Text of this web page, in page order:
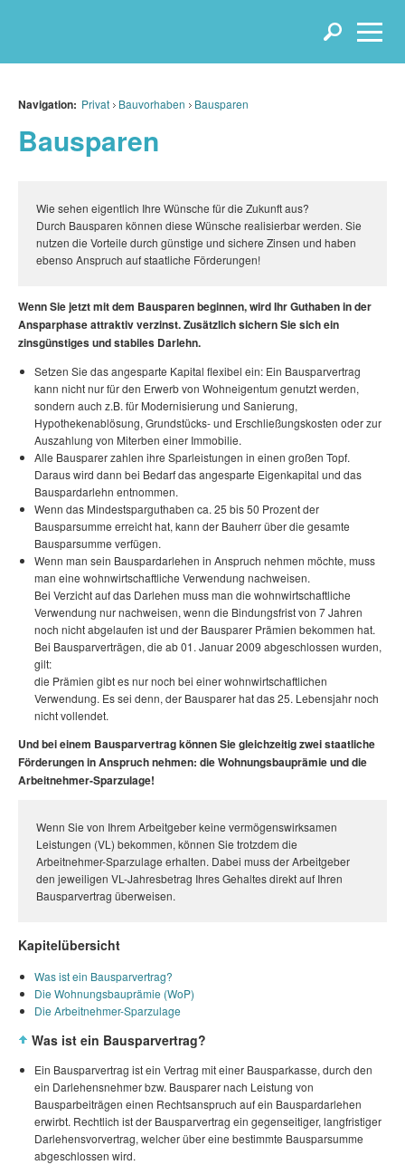
Navigation: Privat Bauvorhaben Bausparen
Bausparen
Wie sehen eigentlich Ihre Wünsche für die Zukunft aus?
Durch Bausparen können diese Wünsche realisierbar werden. Sie
nutzen die Vorteile durch günstige und sichere Zinsen und haben
ebenso Anspruch auf staatliche Förderungen!
Wenn Sie jetzt mit dem Bausparen beginnen, wird Ihr Guthaben in der
Ansparphase attraktiv verzinst. Zusätzlich sichern Sie sich ein
zinsgünstiges und stabiles Darlehn.
Setzen Sie das angesparte Kapital flexibel ein: Ein Bausparvertrag
kann nicht nur für den Erwerb von Wohneigentum genutzt werden,
sondern auch z.B. für Modernisierung und Sanierung,
Hypothekenablösung, Grundstücks- und Erschließungskosten oder zur
Auszahlung von Miterben einer Immobilie.
Alle Bausparer zahlen ihre Sparleistungen in einen großen Topf.
Daraus wird dann bei Bedarf das angesparte Eigenkapital und das
Bauspardarlehn entnommen.
Wenn das Mindestsparguthaben ca. 25 bis 50 Prozent der
Bausparsumme erreicht hat, kann der Bauherr über die gesamte
Bausparsumme verfügen.
Wenn man sein Bauspardarlehen in Anspruch nehmen möchte, muss
man eine wohnwirtschaftliche Verwendung nachweisen.
Bei Verzicht auf das Darlehen muss man die wohnwirtschaftliche
Verwendung nur nachweisen, wenn die Bindungsfrist von 7 Jahren
noch nicht abgelaufen ist und der Bausparer Prämien bekommen hat.
Bei Bausparverträgen, die ab 01. Januar 2009 abgeschlossen wurden,
gilt:
die Prämien gibt es nur noch bei einer wohnwirtschaftlichen
Verwendung. Es sei denn, der Bausparer hat das 25. Lebensjahr noch
nicht vollendet.
Und bei einem Bausparvertrag können Sie gleichzeitig zwei staatliche
Förderungen in Anspruch nehmen: die Wohnungsbauprämie und die
Arbeitnehmer-Sparzulage!
Wenn Sie von Ihrem Arbeitgeber keine vermögenswirksamen
Leistungen (VL) bekommen, können Sie trotzdem die
Arbeitnehmer-Sparzulage erhalten. Dabei muss der Arbeitgeber
den jeweiligen VL-Jahresbetrag Ihres Gehaltes direkt auf Ihren
Bausparvertrag überweisen.
Kapitelübersicht
Was ist ein Bausparvertrag?
Die Wohnungsbauprämie (WoP)
Die Arbeitnehmer-Sparzulage
Was ist ein Bausparvertrag?
Ein Bausparvertrag ist ein Vertrag mit einer Bausparkasse, durch den
ein Darlehensnehmer bzw. Bausparer nach Leistung von
Bausparbeiträgen einen Rechtsanspruch auf ein Bauspardarlehen
erwirbt. Rechtlich ist der Bausparvertrag ein gegenseitiger, langfristiger
Darlehensvorvertrag, welcher über eine bestimmte Bausparsumme
abgeschlossen wird.